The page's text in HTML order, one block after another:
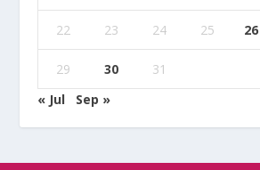
22 23 24 25 26
29 30
31
« Jul
Sep »